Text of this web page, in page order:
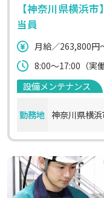
【神奈川県横浜
当員
月給／263,800円
8:00～17:00（実
設備メンテナンス
勤務地 神奈川県横